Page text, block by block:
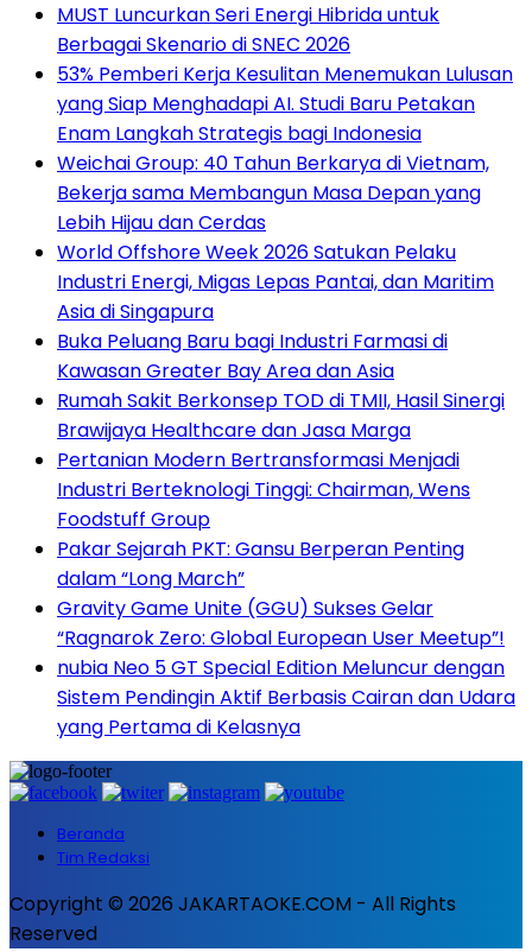
MUST Luncurkan Seri Energi Hibrida untuk
Berbagai Skenario di SNEC 2026
53% Pemberi Kerja Kesulitan Menemukan Lulusan
yang Siap Menghadapi AI. Studi Baru Petakan
Enam Langkah Strategis bagi Indonesia
Weichai Group: 40 Tahun Berkarya di Vietnam,
Bekerja sama Membangun Masa Depan yang
Lebih Hijau dan Cerdas
World Offshore Week 2026 Satukan Pelaku
Industri Energi, Migas Lepas Pantai, dan Maritim
Asia di Singapura
Buka Peluang Baru bagi Industri Farmasi di
Kawasan Greater Bay Area dan Asia
Rumah Sakit Berkonsep TOD di TMII, Hasil Sinergi
Brawijaya Healthcare dan Jasa Marga
Pertanian Modern Bertransformasi Menjadi
Industri Berteknologi Tinggi: Chairman, Wens
Foodstuff Group
Pakar Sejarah PKT: Gansu Berperan Penting
dalam “Long March”
Gravity Game Unite (GGU) Sukses Gelar
“Ragnarok Zero: Global European User Meetup”!
nubia Neo 5 GT Special Edition Meluncur dengan
Sistem Pendingin Aktif Berbasis Cairan dan Udara
yang Pertama di Kelasnya
Beranda
Tim Redaksi
Copyright © 2026 JAKARTAOKE.COM - All Rights
Reserved